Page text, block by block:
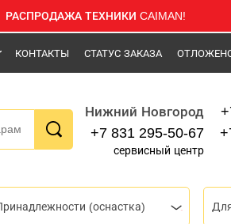
РАСПРОДАЖА ТЕХНИКИ CAIMAN!
КОНТАКТЫ СТАТУС ЗАКАЗА
Нижний Новгород
+7 831 295-50-67
сервисный центр
(оснастка)